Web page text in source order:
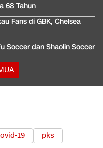
68 Tahun
Fans di GBK, Chelsea
Soccer dan Shaolin Soccer
19
pks